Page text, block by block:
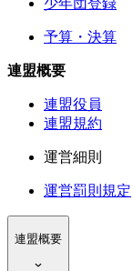
少年団登録
予算・決算
連盟概要
連盟役員
連盟規約
運営細則
運営罰則規定
連盟概要